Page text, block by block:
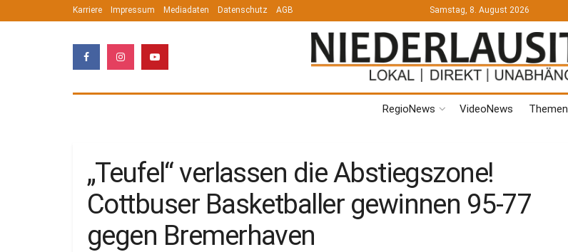
Karriere Impressum Mediadaten Datenschutz AGB Samstag, 8. August 2026
RegioNews VideoNews Themen
„Teufel“ verlassen die Abstiegszone!
Cottbuser Basketballer gewinnen 95-77
gegen Bremerhaven